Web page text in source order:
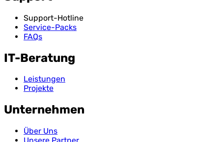
Support-Hotline
Service-Packs
FAQs
IT-Beratung
Leistungen
Projekte
Unternehmen
Über Uns